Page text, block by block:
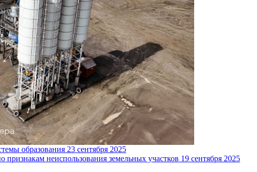
образования 23 сентября 2025
признакам неиспользования земельных участков 19 сентября 2025